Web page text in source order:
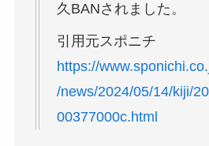
久BANされました。
引用元スポニチ
https://
/news/2024/05/14/kiji/
00377000c.html